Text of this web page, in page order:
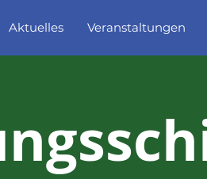
Aktuelles Veranstaltungen